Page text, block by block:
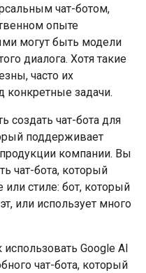
чат-ботом,
опыте
могут быть модели
диалога. Хотя такие
часто их
конкретные задачи.
создать чат-бота для
поддерживает
компании. Вы
чат-бота, который
стиле: бот, который
или использует много
Google AI
чат-бота, который